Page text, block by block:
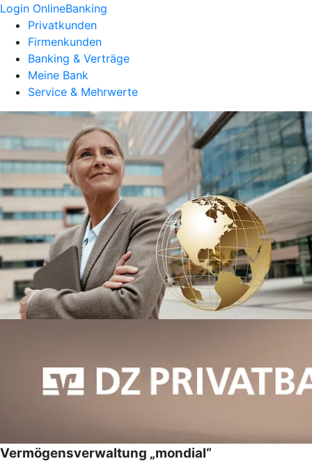
Login OnlineBanking
Privatkunden
Firmenkunden
Banking & Verträge
Meine Bank
Service & Mehrwerte
Vermögensverwaltung „mondial“